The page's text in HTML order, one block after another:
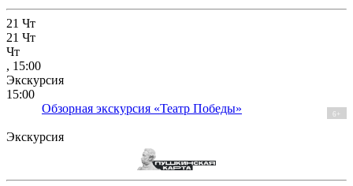
21 Чт
21 Чт
Чт
, 15:00
Экскурсия
15:00
Обзорная экскурсия «Театр Победы»
6+
Экскурсия